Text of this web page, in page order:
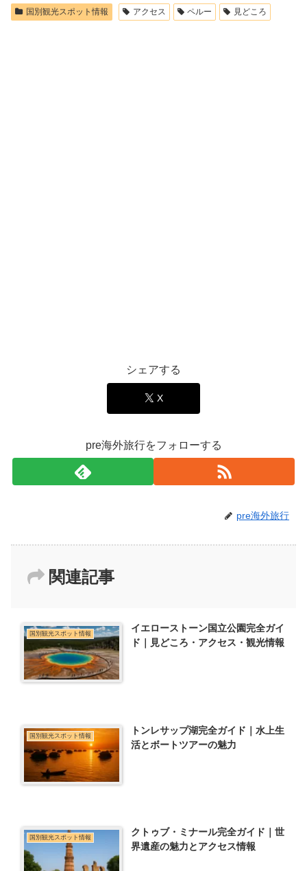
国別観光スポット情報 アクセス ペルー 見どころ
シェアする
X
pre海外旅行をフォローする
pre海外旅行
関連記事
国別観光スポット情報
イエローストーン国立公園完全ガイ
ド｜見どころ・アクセス・観光情報
国別観光スポット情報
トンレサップ湖完全ガイド｜水上生
活とボートツアーの魅力
国別観光スポット情報
クトゥブ・ミナール完全ガイド｜世
界遺産の魅力とアクセス情報